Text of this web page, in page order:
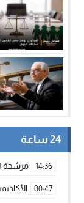
24 ساعة
14:36 مرشحة
00:47